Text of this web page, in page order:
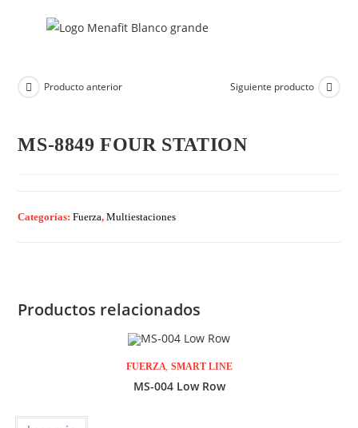
Producto anterior Siguiente producto
MS-8849 FOUR STATION
Categorías:Fuerza,Multiestaciones
Productos relacionados
FUERZA, SMART LINE
MS-004 Low Row